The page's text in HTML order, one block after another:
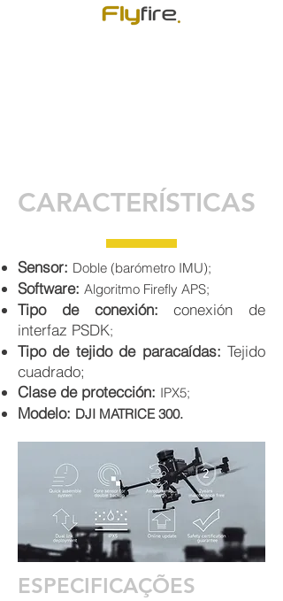
CARACTERÍSTICAS
Sensor: Doble (barómetro IMU);
Software: Algoritmo Firefly APS;
Tipo de conexión:conexión de
interfaz PSDK;
Tipo de tejido de paracaídas: Tejido
cuadrado;
Clase de protección: IPX5;
Modelo: DJI MATRICE 300.
ESPECIFICAÇÕES